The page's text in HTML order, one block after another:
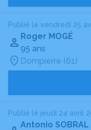
Publié le vendredi 25
Roger MOGÉ
95 ans
Dompierre (61)
Publié le jeudi 24 avril
Antonio SOBRAL